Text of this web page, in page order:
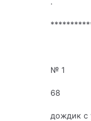
№ 1
68
дождик с